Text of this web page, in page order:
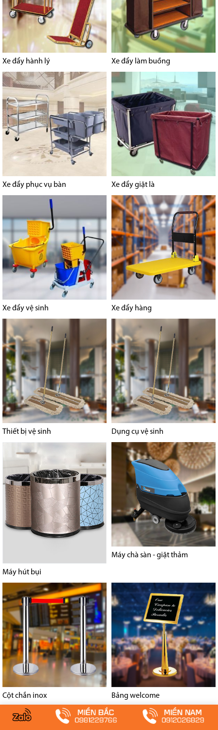
Xe đẩy hành lý Xe đẩy làm buồng
Xe đẩy phục vụ bàn Xe đẩy giặt là
Xe đẩy vệ sinh Xe đẩy hàng
Thiết bị vệ sinh Dụng cụ vệ sinh
Máy hút bụi
Máy chà sàn - giặt thảm
Cột chắn inox Bảng welcome